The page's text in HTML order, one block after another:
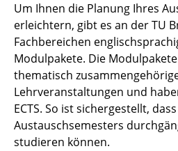
Um Ihnen die Planung Ihres
erleichtern, gibt es an der TU
Fachbereichen
Modulpakete. Die
thematisch
Lehrveranstaltungen und
ECTS. So ist sichergestellt,
Austauschsemesters
studieren können.